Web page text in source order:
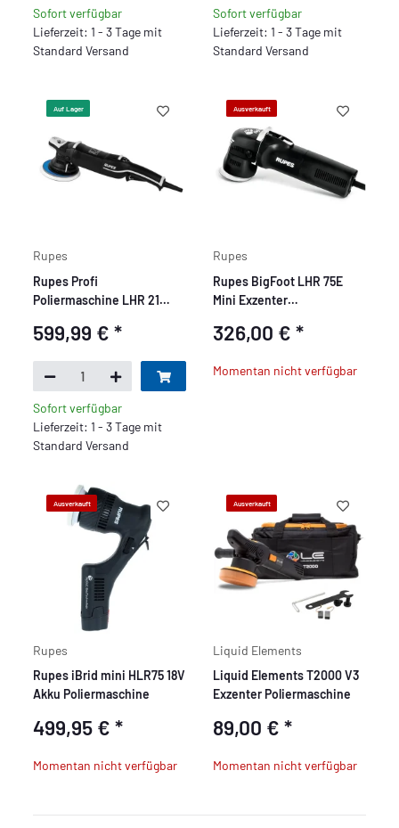
Sofort verfügbar
Lieferzeit: 1 - 3 Tage mit
Standard Versand
Sofort verfügbar
Lieferzeit: 1 - 3 Tage mit
Standard Versand
Auf Lager
Rupes
Rupes Profi
Poliermaschine LHR 21
599,99 €*
Sofort verfügbar
Lieferzeit: 1 - 3 Tage mit
Standard Versand
Ausverkauft
Rupes
Rupes BigFoot LHR 75E
Mini Exzenter
326,00 € *
Momentan nicht verfügbar
Ausverkauft
Rupes
Rupes iBrid mini HLR75 18V
Akku Poliermaschine
499,95 €*
Momentan nicht verfügbar
Ausverkauft
Liquid Elements
Liquid Elements T2000 V3
Exzenter Poliermaschine
89,00 € *
Momentan nicht verfügbar